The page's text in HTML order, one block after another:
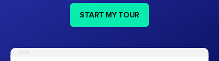
START MY TOUR